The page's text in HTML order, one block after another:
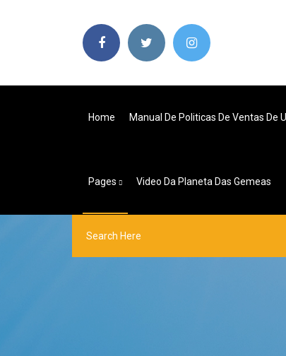
Home Manual De Politicas De Ventas De
Pages Video Da Planeta Das Gemeas